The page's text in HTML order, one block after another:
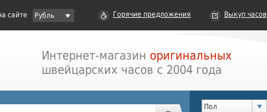
сайте Рубль Горячие предложения Выкуп часов
Интернет-магазин оригинальных
швейцарских часов с 2004 года
Пол